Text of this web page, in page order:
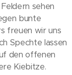
sehen
bunte
freuen wir uns
Spechte lassen
den offenen
Kiebitze.